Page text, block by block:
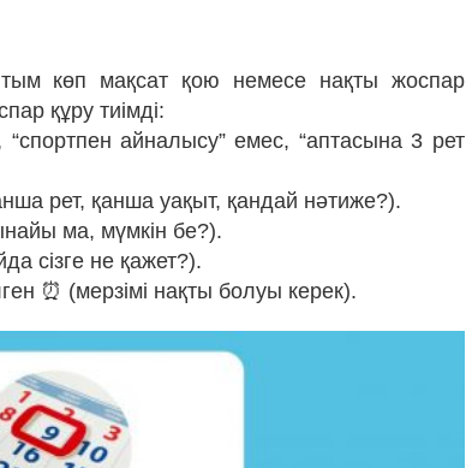
тым көп мақсат қою немесе нақты жоспар
құру тиімді:
айналысу” емес, “аптасына 3 рет
рет, қанша уақыт, қандай нәтиже?).
ма, мүмкін бе?).
сізге не қажет?).
⏰ (мерзімі нақты болуы керек).